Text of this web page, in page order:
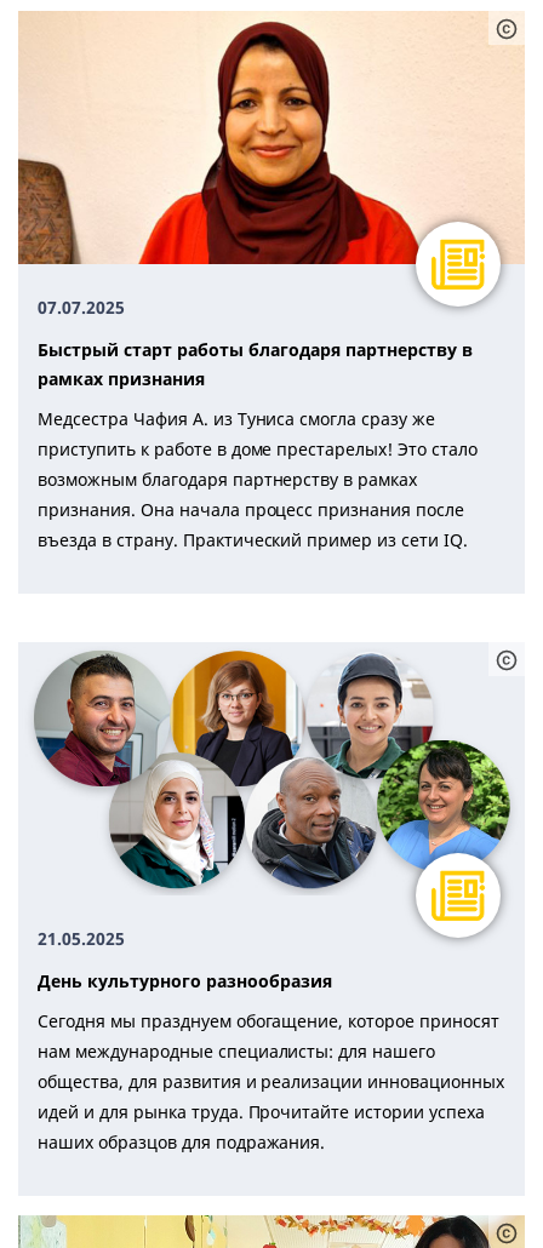
07.07.2025
Быстрый старт работы благодаря партнерству в
рамках признания
Медсестра Чафия А. из Туниса смогла сразу же
приступить к работе в доме престарелых! Это стало
возможным благодаря партнерству в рамках
признания. Она начала процесс признания после
въезда в страну. Практический пример из сети IQ.
21.05.2025
День культурного разнообразия
Сегодня мы празднуем обогащение, которое приносят
нам международные специалисты: для нашего
общества, для развития и реализации инновационных
идей и для рынка труда. Прочитайте истории успеха
наших образцов для подражания.